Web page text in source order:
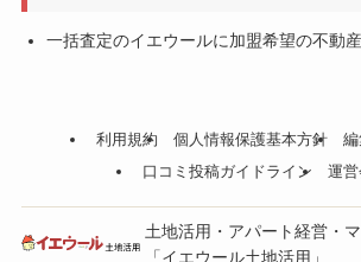
一括査定のイエウールに加盟希望の不動
利用規約 個人情報保護基本方針
口コミ投稿ガイドライン
運
土地活用・アパート経営・
「イエウール土地活用」